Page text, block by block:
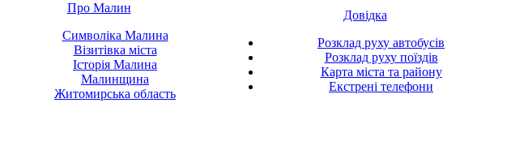
Про Малин
Символіка Малина
Візитівка міста
Історія Малина
Малинщина
Житомирська область
Довідка
Розклад руху автобусів
Розклад руху поїздів
Карта міста та району
Екстрені телефони